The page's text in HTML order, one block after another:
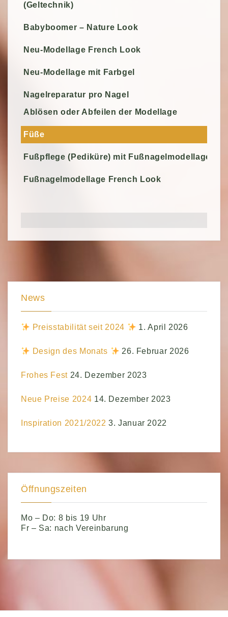
(Geltechnik)
Babyboomer – Nature Look
Neu-Modellage French Look
Neu-Modellage mit Farbgel
Nagelreparatur pro Nagel
Ablösen oder Abfeilen der Modellage
Füße
Fußpflege (Pediküre) mit Fußnagelmodellage
Fußnagelmodellage French Look
News
Preisstabilität seit 2024 1. April 2026
Design des Monats 26. Februar 2026
Frohes Fest 24. Dezember 2023
Neue Preise 2024 14. Dezember 2023
Inspiration 2021/2022 3. Januar 2022
Öffnungszeiten
Mo – Do: 8 bis 19 Uhr
Fr – Sa: nach Vereinbarung